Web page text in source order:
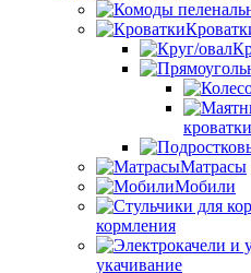
кроватки
Матрасы
Мобили
кормления
укачивание